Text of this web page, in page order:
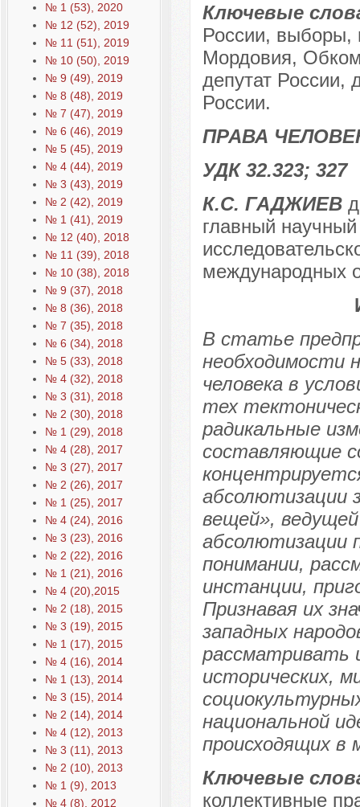
№ 1 (53), 2020
№ 12 (52), 2019
№ 11 (51), 2019
№ 10 (50), 2019
№ 9 (49), 2019
№ 8 (48), 2019
№ 7 (47), 2019
№ 6 (46), 2019
№ 5 (45), 2019
№ 4 (44), 2019
№ 3 (43), 2019
№ 2 (42), 2019
№ 1 (41), 2019
№ 12 (40), 2018
№ 11 (39), 2018
№ 10 (38), 2018
№ 9 (37), 2018
№ 8 (36), 2018
№ 7 (35), 2018
№ 6 (34), 2018
№ 5 (33), 2018
№ 4 (32), 2018
№ 3 (31), 2018
№ 2 (30), 2018
№ 1 (29), 2018
№ 4 (28), 2017
№ 3 (27), 2017
№ 2 (26), 2017
№ 1 (25), 2017
№ 4 (24), 2016
№ 3 (23), 2016
№ 2 (22), 2016
№ 1 (21), 2016
№ 4 (20),2015
№ 2 (18), 2015
№ 3 (19), 2015
№ 1 (17), 2015
№ 4 (16), 2014
№ 1 (13), 2014
№ 3 (15), 2014
№ 2 (14), 2014
№ 4 (12), 2013
№ 3 (11), 2013
№ 2 (10), 2013
№ 1 (9), 2013
№ 4 (8), 2012
Ключевые
России, выборы,
Мордовия,
депутат России,
России.
ПРАВА
УДК 32.323; 327
К.С. ГАДЖИЕВ
главный
международных
В статье
необходимости
человека в
тех
радикальные
составляющие
абсолютизации
вещей»,
абсолютизации
понимании,
инстанции,
Признавая их
западных
рассматривать
исторических,
национальной
происходящих в
Ключевые
коллективные